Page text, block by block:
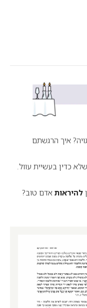
איך הרגשתם
כדין בעשיית עוול.
להיראות אדם טוב?